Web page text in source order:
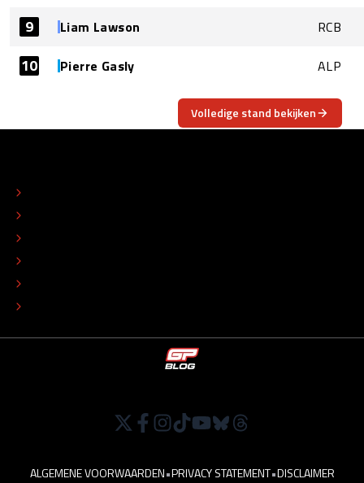
9 Liam Lawson RCB
10 Pierre Gasly ALP
Volledige stand bekijken
ALGEMENE VOORWAARDEN•PRIVACY STATEMENT•DISCLAIMER